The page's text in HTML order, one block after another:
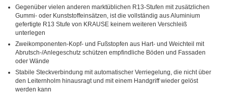
Gegenüber vielen anderen marktüblichen R13-Stufen mit zusätzlichen
Gummi- oder Kunststoffeinsätzen, ist die vollständig aus Aluminium
gefertigte R13 Stufe von KRAUSE keinem weiteren Verschleiß
unterlegen
Zweikomponenten-Kopf- und Fußstopfen aus Hart- und Weichteil mit
Abrutsch-/Anlegeschutz schützen empfindliche Böden und Fassaden
oder Wände
Stabile Steckverbindung mit automatischer Verriegelung, die nicht über
den Leiternholm hinausragt und mit einem Handgriff wieder gelöst
werden kann